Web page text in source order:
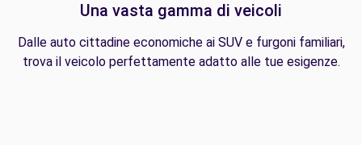
Una vasta gamma di veicoli
Dalle auto cittadine economiche ai SUV e furgoni familiari,
trova il veicolo perfettamente adatto alle tue esigenze.